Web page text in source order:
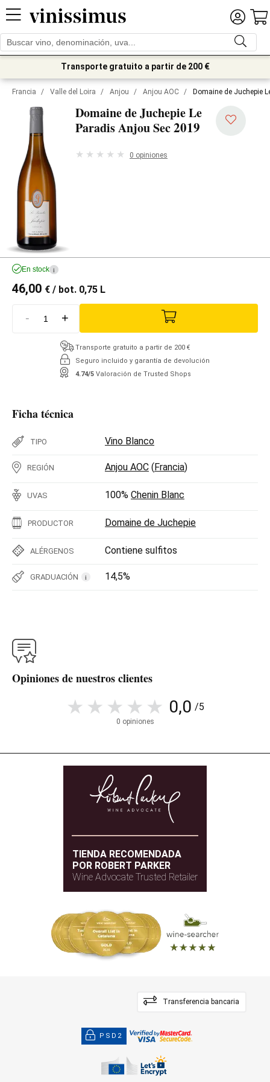
Transporte gratuito a partir de 200 €
Francia / Valle del Loira / Anjou / Anjou AOC / Domaine de Juchepie
Domaine de Juchepie Le
Paradis Anjou Sec2019
0 opiniones
En stock i
46,00 € / bot. 0,75 L
- +
Transporte gratuito a partir de 200 €
Seguro incluido y garantía de devolución
4.74/5 Valoración de Trusted Shops
Ficha técnica
TIPO Vino Blanco
REGIÓN Anjou AOC (Francia)
UVAS 100% Chenin Blanc
PRODUCTOR Domaine de Juchepie
ALÉRGENOS Contiene sulfitos
GRADUACIÓN i 14,5%
Opiniones de nuestros clientes
0,0 /5
0 opiniones
TIENDA RECOMENDADA
POR ROBERT PARKER
Wine Advocate Trusted Retailer
Transferencia bancaria
PSD2